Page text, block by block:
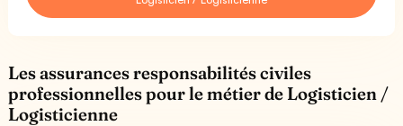
Les assurances responsabilités civiles
professionnelles pour le métier de Logisticien /
Logisticienne